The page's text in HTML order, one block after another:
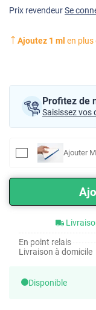
Prix revendeurSe
Ajoutez 1 ml en plus
Profitez de
Saisissez vos
Ajouter
En point relais
Livraison à domicile
Disponible